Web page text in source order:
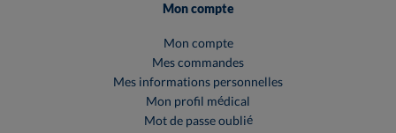
Mon compte
Mon compte
Mes commandes
Mes informations personnelles
Mon profil médical
Mot de passe oublié